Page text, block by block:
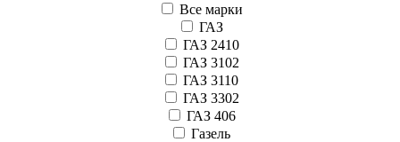
Все марки
ГАЗ
ГАЗ 2410
ГАЗ 3102
ГАЗ 3110
ГАЗ 3302
ГАЗ 406
Газель